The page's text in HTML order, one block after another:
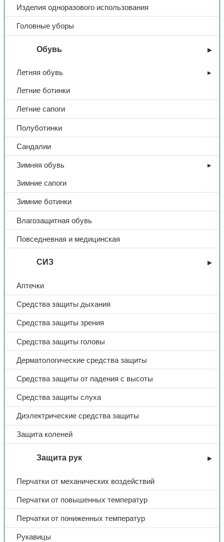
Изделия одноразового использования
Головные уборы
Обувь
Летняя обувь
Летние ботинки
Летние сапоги
Полуботинки
Сандалии
Зимняя обувь
Зимние сапоги
Зимние ботинки
Влагозащитная обувь
Повседневная и медицинская
СИЗ
Аптечки
Средства защиты дыхания
Средства защиты зрения
Средства защиты головы
Дерматологические средства защиты
Средства защиты от падения с высоты
Средства защиты слуха
Диэлектрические средства защиты
Защита коленей
Защита рук
Перчатки от механических воздействий
Перчатки от повышенных температур
Перчатки от пониженных температур
Рукавицы